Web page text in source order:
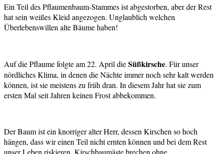
Ein Teil des Pflaumenbaum-Stammes ist abgestorben, aber der Rest
hat sein weißes Kleid angezogen. Unglaublich welchen
Überlebenswillen alte Bäume haben!
Auf die Pflaume folgte am 22. April dieSüßkirsche. Für unser
nördliches Klima, in denen die Nächte immer noch sehr kalt werden
können, ist sie meistens zu früh dran. In diesem Jahr hat sie zum
ersten Mal seit Jahren keinen Frost abbekommen.
Der Baum ist ein knorriger alter Herr, dessen Kirschen so hoch
hängen, dass wir einen Teil nicht ernten können und bei dem Rest
unser Leben riskieren. Kirschbaumäste brechen ohne